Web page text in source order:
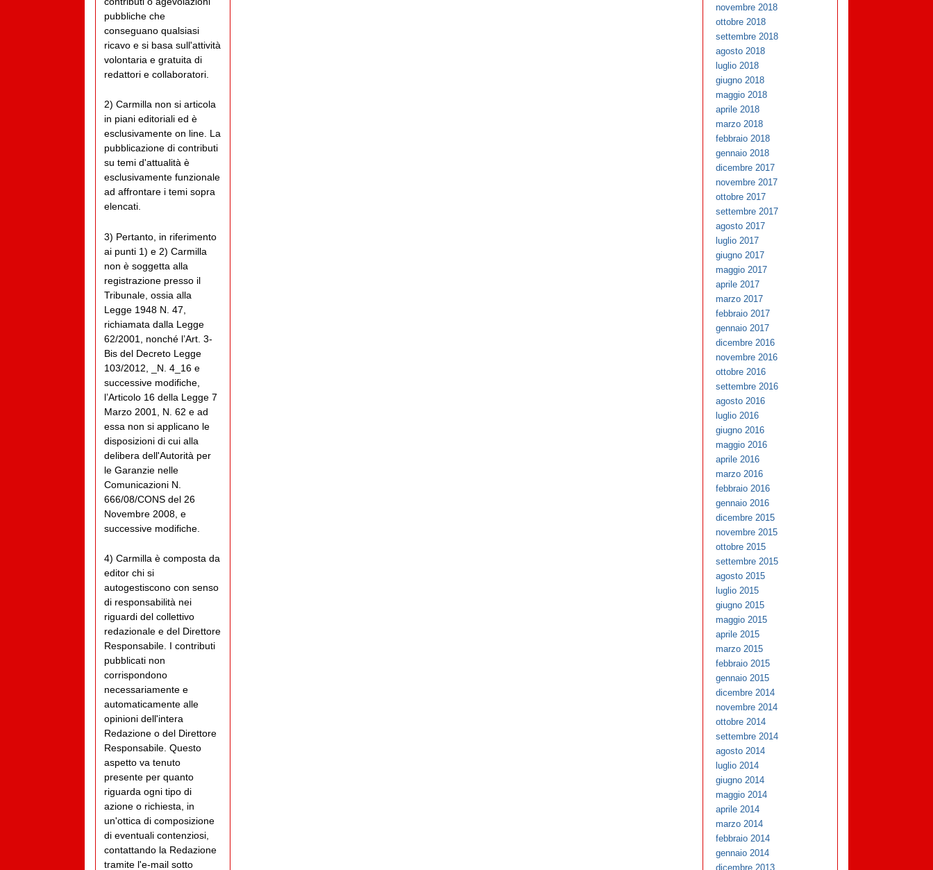
pubbliche che
conseguano qualsiasi
ricavo e si basa sull'attività
volontaria e gratuita di
redattori e collaboratori.
2) Carmilla non si articola
in piani editoriali ed è
esclusivamente on line. La
pubblicazione di contributi
su temi d'attualità è
esclusivamente funzionale
ad affrontare i temi sopra
elencati.
3) Pertanto, in riferimento
ai punti 1) e 2) Carmilla
non è soggetta alla
registrazione presso il
Tribunale, ossia alla
Legge 1948 N. 47,
richiamata dalla Legge
62/2001, nonché l’Art. 3-
Bis del Decreto Legge
103/2012, _N. 4_16 e
successive modifiche,
l’Articolo 16 della Legge 7
Marzo 2001, N. 62 e ad
essa non si applicano le
disposizioni di cui alla
delibera dell'Autorità per
le Garanzie nelle
Comunicazioni N.
666/08/CONS del 26
Novembre 2008, e
successive modifiche.
4) Carmilla è composta da
editor chi si
autogestiscono con senso
di responsabilità nei
riguardi del collettivo
redazionale e del Direttore
Responsabile. I contributi
pubblicati non
corrispondono
necessariamente e
automaticamente alle
opinioni dell'intera
Redazione o del Direttore
Responsabile. Questo
aspetto va tenuto
presente per quanto
riguarda ogni tipo di
azione o richiesta, in
un'ottica di composizione
di eventuali contenziosi,
contattando la Redazione
tramite l'e-mail sotto
novembre 2018
ottobre 2018
settembre 2018
agosto 2018
luglio 2018
giugno 2018
maggio 2018
aprile 2018
marzo 2018
febbraio 2018
gennaio 2018
dicembre 2017
novembre 2017
ottobre 2017
settembre 2017
agosto 2017
luglio 2017
giugno 2017
maggio 2017
aprile 2017
marzo 2017
febbraio 2017
gennaio 2017
dicembre 2016
novembre 2016
ottobre 2016
settembre 2016
agosto 2016
luglio 2016
giugno 2016
maggio 2016
aprile 2016
marzo 2016
febbraio 2016
gennaio 2016
dicembre 2015
novembre 2015
ottobre 2015
settembre 2015
agosto 2015
luglio 2015
giugno 2015
maggio 2015
aprile 2015
marzo 2015
febbraio 2015
gennaio 2015
dicembre 2014
novembre 2014
ottobre 2014
settembre 2014
agosto 2014
luglio 2014
giugno 2014
maggio 2014
aprile 2014
marzo 2014
febbraio 2014
gennaio 2014
dicembre 2013